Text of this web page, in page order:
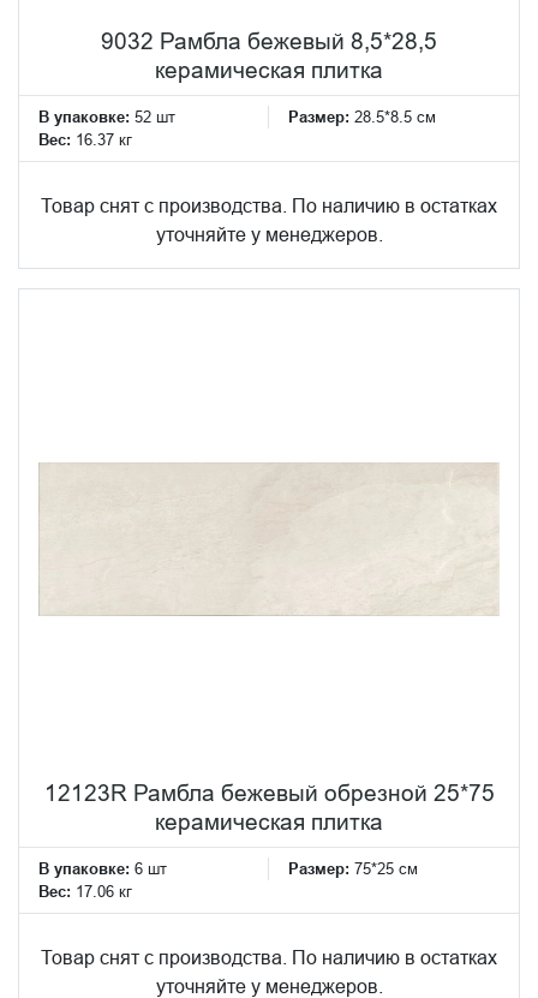
9032 Рамбла бежевый 8,5*28,5
керамическая плитка
В упаковке: 52 шт Размер: 28.5*8.5 см
Вес: 16.37 кг
Товар снят с производства. По наличию в остатках
уточняйте у менеджеров.
12123R Рамбла бежевый обрезной 25*75
керамическая плитка
В упаковке: 6 шт Размер: 75*25 см
Вес: 17.06 кг
Товар снят с производства. По наличию в остатках
уточняйте у менеджеров.